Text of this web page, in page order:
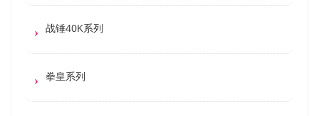
战锤40K系列
拳皇系列